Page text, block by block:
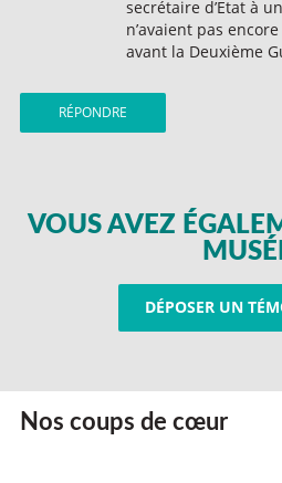
secrétaire d’Etat à
n’avaient pas
avant la Deuxième
RÉPONDRE
VOUS AVEZ
DÉPOSER UN
Nos coups de cœur